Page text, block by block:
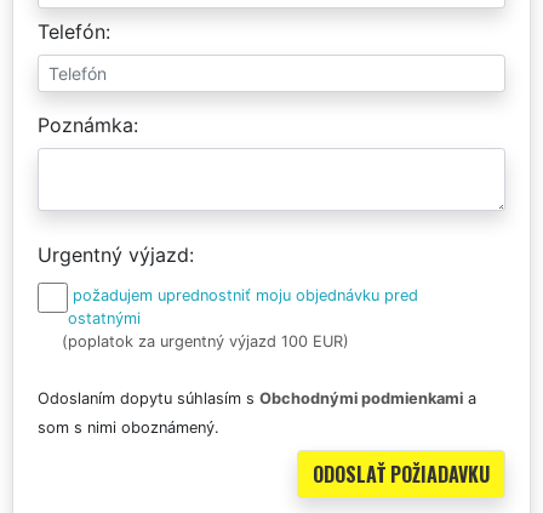
Telefón
Poznámka
Urgentný výjazd
požadujem uprednostniť moju objednávku pred
ostatnými
(poplatok za urgentný výjazd 100 EUR)
Odoslaním dopytu súhlasím s Obchodnými podmienkami a
som s nimi oboznámený.